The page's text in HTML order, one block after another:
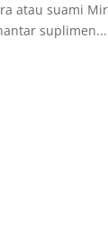
atau suami
suplimen...